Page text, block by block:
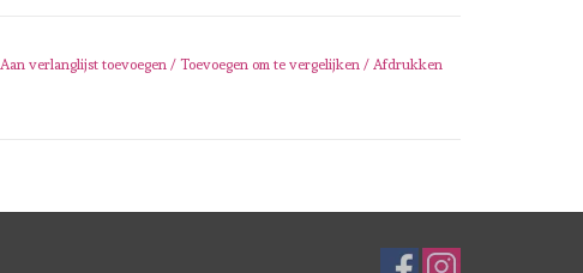
Aan verlanglijst toevoegen / Toevoegen om te vergelijken / Afdrukken